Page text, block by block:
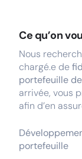
Ce qu’on
Nous
chargé.e de
portefeuille
arrivée, vous
afin d’en
portefeuille